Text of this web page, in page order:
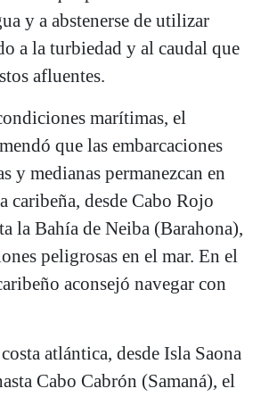
y a abstenerse de utilizar
a la turbiedad y al caudal que
afluentes.
marítimas, el
que las embarcaciones
y medianas permanezcan en
caribeña, desde Cabo Rojo
la Bahía de Neiba (Barahona),
peligrosas en el mar. En el
aconsejó navegar con
atlántica, desde Isla Saona
Cabo Cabrón (Samaná), el